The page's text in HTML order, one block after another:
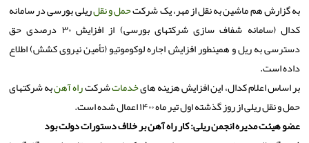
به گزارش هم ماشین به نقل از مهر، یک شرکتحمل و نقلریلی بورسی در سامانه
کدال (سامانه شفاف سازی شرکتهای بورسی) از افزایش ۳۰ درصدی حق
دسترسی به ریل و همینطور افزایش اجاره لوکوموتیو (تأمین نیروی کشش) اطلاع
داده است.
بر اساس اعلام کدال، این افزایش هزینه هایخدماتشرکتراه آهنبه شرکتهای
حمل و نقل ریلی از روز گذشته اول تیر ماه ۱۴۰۰ اعمال شده است.
عضو هیئت مدیره انجمن ریلی: کار راه آهن بر خلاف دستورات دولت بود